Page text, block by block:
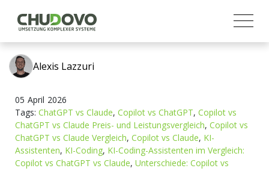
Alexis Lazzuri
05 April 2026
Tags: ChatGPT vs Claude, Copilot vs ChatGPT, Copilot vs
ChatGPT vs Claude Preis- und Leistungsvergleich, Copilot vs
ChatGPT vs Claude Vergleich, Copilot vs Claude, KI-
Assistenten, KI-Coding, KI-Coding-Assistenten im Vergleich:
Copilot vs ChatGPT vs Claude, Unterschiede: Copilot vs